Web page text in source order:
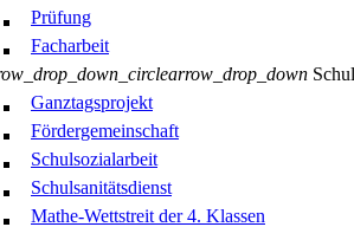
Prüfung
Facharbeit
arrow_drop_down
Ganztagsprojekt
Fördergemeinschaft
Schulsozialarbeit
Schulsanitätsdienst
Mathe-Wettstreit der 4. Klassen